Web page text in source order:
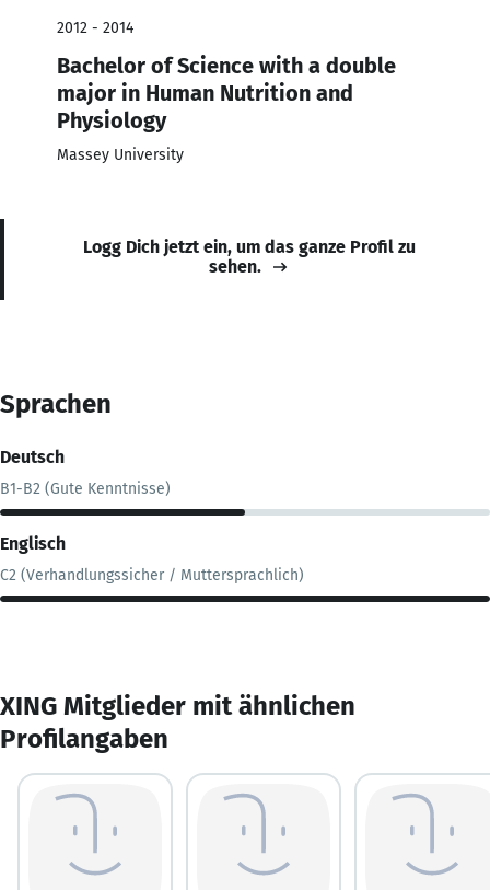
2012 - 2014
Bachelor of Science with a double
major in Human Nutrition and
Physiology
Massey University
Logg Dich jetzt ein, um das ganze Profil zu
sehen.
Sprachen
Deutsch
B1-B2 (Gute Kenntnisse)
Englisch
C2 (Verhandlungssicher / Muttersprachlich)
XING Mitglieder mit ähnlichen
Profilangaben